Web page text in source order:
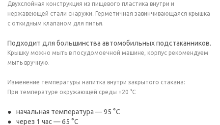
Двухслойная конструкция из пищевого пластика внутри и
нержавеющей стали снаружи. Герметичная завинчивающаяся крышка
с откидным клапаном для питья.
Подходит для большинства автомобильных подстаканников.
Крышку можно мыть в посудомоечной машине, корпус рекомендуем
мыть вручную.
Изменение температуры напитка внутри закрытого стакана:
При температуре окружающей среды +20 °С
начальная температура — 95 °С
через 1 час — 65 °С